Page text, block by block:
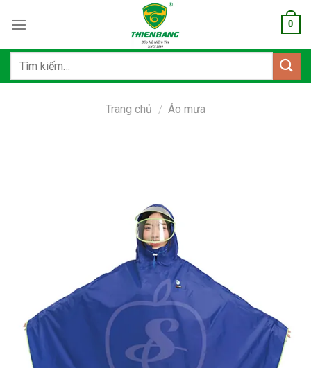
qua
dung
0
Tìm
Trang chủ / Áo mưa